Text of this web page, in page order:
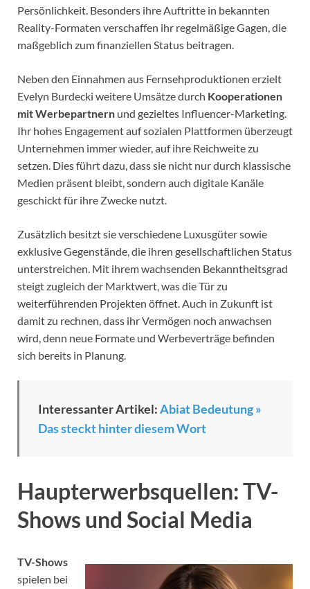
Persönlichkeit. Besonders ihre Auftritte in bekannten
Reality-Formaten verschaffen ihr regelmäßige Gagen, die
maßgeblich zum finanziellen Status beitragen.
Neben den Einnahmen aus Fernsehproduktionen erzielt
Evelyn Burdecki weitere Umsätze durch Kooperationen
mit Werbepartnern und gezieltes Influencer-Marketing.
Ihr hohes Engagement auf sozialen Plattformen überzeugt
Unternehmen immer wieder, auf ihre Reichweite zu
setzen. Dies führt dazu, dass sie nicht nur durch klassische
Medien präsent bleibt, sondern auch digitale Kanäle
geschickt für ihre Zwecke nutzt.
Zusätzlich besitzt sie verschiedene Luxusgüter sowie
exklusive Gegenstände, die ihren gesellschaftlichen Status
unterstreichen. Mit ihrem wachsenden Bekanntheitsgrad
steigt zugleich der Marktwert, was die Tür zu
weiterführenden Projekten öffnet. Auch in Zukunft ist
damit zu rechnen, dass ihr Vermögen noch anwachsen
wird, denn neue Formate und Werbeverträge befinden
sich bereits in Planung.
Interessanter Artikel:Abiat Bedeutung »
Das steckt hinter diesem Wort
Haupterwerbsquellen: TV-
Shows und Social Media
TV-Shows
spielen bei